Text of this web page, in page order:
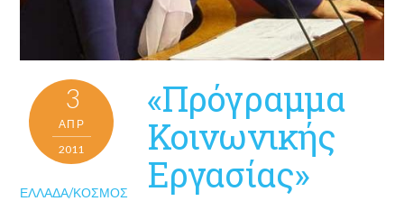
3
ΑΠΡ
2011
ΕΛΛΆΔΑ/ΚΌΣΜΟΣ
«Πρόγραμμα
Κοινωνικής
Εργασίας»